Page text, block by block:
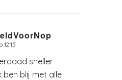
12:15
sneller
ben blij met alle